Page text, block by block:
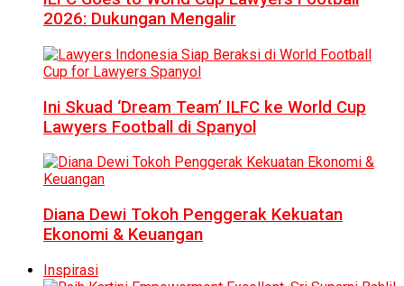
2026: Dukungan Mengalir
Ini Skuad ‘Dream Team’ ILFC ke World Cup
Lawyers Football di Spanyol
Diana Dewi Tokoh Penggerak Kekuatan
Ekonomi & Keuangan
Inspirasi